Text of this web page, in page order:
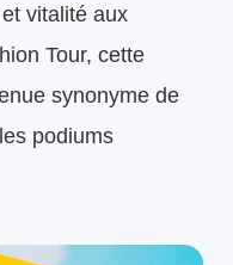
vitalité aux
Tour, cette
synonyme de
podiums